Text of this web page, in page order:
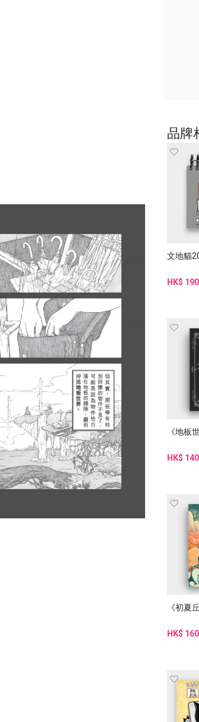
品牌
文地貓
HK$ 190
《地板
HK$ 140
《初夏
HK$ 160